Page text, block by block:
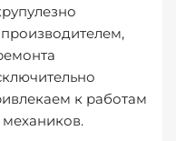
к работам